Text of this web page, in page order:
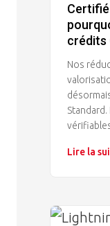
crédits
Nos
Lire la
Image